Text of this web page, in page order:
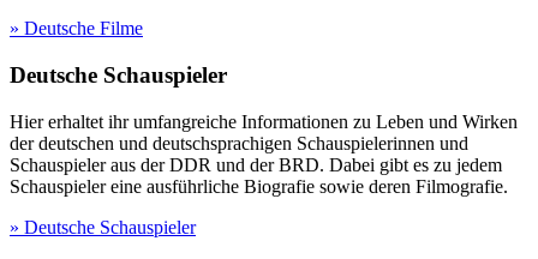
» Deutsche Filme
Deutsche Schauspieler
Hier erhaltet ihr umfangreiche Informationen zu Leben und Wirken
der deutschen und deutschsprachigen Schauspielerinnen und
Schauspieler aus der DDR und der BRD. Dabei gibt es zu jedem
Schauspieler eine ausführliche Biografie sowie deren Filmografie.
» Deutsche Schauspieler